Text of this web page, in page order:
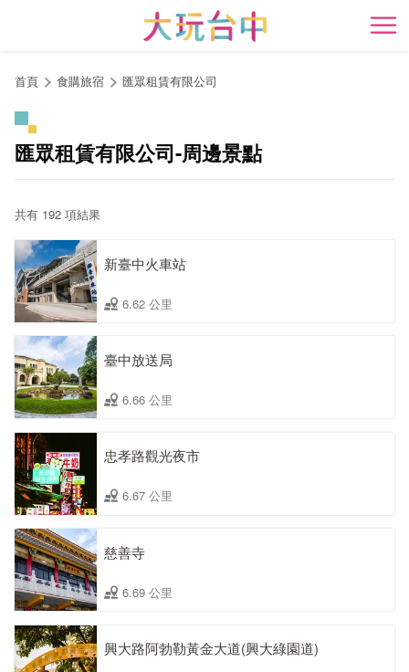
開
首頁 食購旅宿 匯眾租賃有限公司
匯眾租賃有限公司-周邊景點
共有 192 項結果
新臺中火車站
6.62 公里
臺中放送局
6.66 公里
忠孝路觀光夜市
6.67 公里
慈善寺
6.69 公里
興大路阿勃勒黃金大道(興大綠園道)